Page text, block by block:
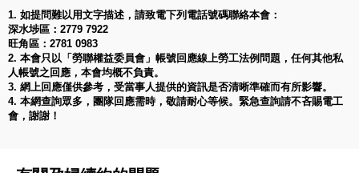
1. 如提問難以用文字描述，請致電下列電話號碼聯絡本會：
深水埗區：2779 7922
旺角區：2781 0983
2. 本會只以「勞聯權益委員會」帳號回應線上勞工法例問題，任何其他私
人帳號之回應，本會均概不負責。
3. 網上回應僅供參考，受當事人提供的資訊是否清晰準確而有所影響。
4. 本網查詢眾多，團隊回應需時，敬請耐心等候。緊急查詢請不吝賜電工
會，謝謝！